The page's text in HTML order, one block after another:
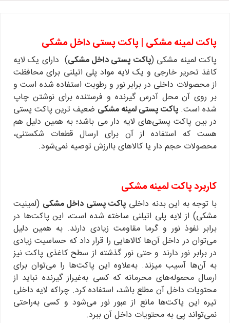
پاکت لمینه مشکی | پاکت پستی داخل مشکی
پاکت لمینه مشکی (پاکت پستی داخل مشکی) دارای یک لایه
کاغذ تحریر خارجی و یک لایه مواد پلی اتیلنی برای محافظت
از محصولات داخلی در برابر نور و رطوبت استفاده شده است و
بر روی آن محل آدرس گیرنده و فرستنده برای نوشتن چاپ
شده است. پاکت پستی لمینه مشکی ضعیف ترین پاکت پستی
در بین پاکت پستی‌های لایه دار می باشد؛ به همین دلیل هم
هست که استفاده از آن برای ارسال قطعات شکستنی،
محصولات حجم دار یا کالاهای باارزش توصیه نمی‌شود.
کاربرد پاکت لمینه مشکی
با توجه به این بدنه داخلی پاکت پستی داخل مشکی (لمینیت
مشکی) از لایه پلی اتیلنی ساخته شده است، این پاکت‌ها در
برابر نفوذ نور و گرما مقاومت زیادی دارند. به همین دلیل
می‌توان در داخل آن‌ها کالاهایی را قرار داد که حساسیت زیادی
در برابر نور دارند و حتی نور گذشته از سطح کاغذی پاکت نیز
به آن‌ها آسیب میزند. به‌علاوه این پاکت‌ها را می‌توان برای
ارسال محموله‌های محرمانه که کسی به‌غیراز گیرنده نباید از
محتویات داخل آن مطلع باشد، استفاده کرد. چراکه لایه داخلی
تیره این پاکت‌ها مانع از عبور نور می‌شود و کسی به‌راحتی
نمی‌تواند پی به محتویات داخل آن ببرد.